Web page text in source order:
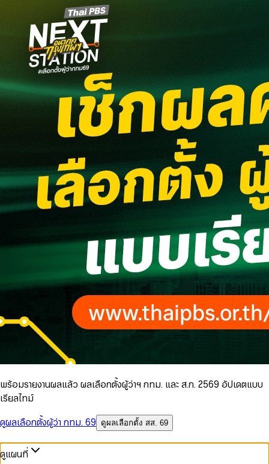
พร้อมรายงานผลแล้ว ผลเลือกตั้งผู้ว่าฯ กทม. และ ส.ก. 2569 อัปเดตแบบ
เรียลไทม์
ดูผลเลือกตั้งผู้ว่า กทม. 69
ดูผลเลือกตั้ง สส. 69
ดูแผนที่